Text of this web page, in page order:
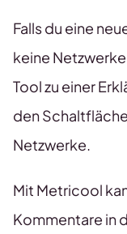
Falls du eine
keine
Tool zu einer
den
Netzwerke.
Mit Metricool
Kommentare in